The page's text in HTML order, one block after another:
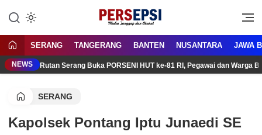
konten
Persepsi.co.id
Media Tanggap Dan Akurat
SERANG TANGERANG BANTEN NUSANTARA JAWA
NEWS Rutan Serang Buka PORSENI HUT ke-81 RI, Pegawai dan Warga
SERANG
Kapolsek Pontang Iptu Junaedi SE